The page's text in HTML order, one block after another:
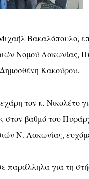
Βακαλόπουλο,
Νομού Λακωνίας,
Κακούρου.
τον κ. Νικολέτο
βαθμό του
Ν. Λακωνίας,
παράλληλα για τη